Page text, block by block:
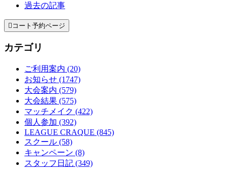
過去の記事
 コート予約ページ
カテゴリ
ご利用案内 (20)
お知らせ (1747)
大会案内 (579)
大会結果 (575)
マッチメイク (422)
個人参加 (392)
LEAGUE CRAQUE (845)
スクール (58)
キャンペーン (8)
スタッフ日記 (349)